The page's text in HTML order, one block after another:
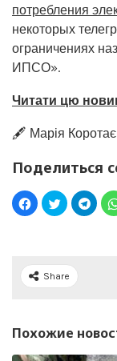
потребления
некоторых
ограничениях
ИПСО».
Читати цю
🖋️ Марія
Поделиться
Share
Похожие